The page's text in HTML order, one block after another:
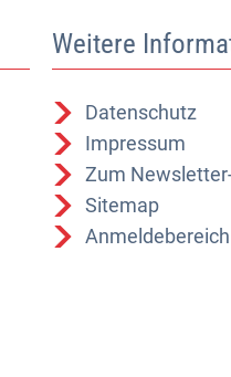
Weitere
Datenschutz
Impressum
Zum
Sitemap